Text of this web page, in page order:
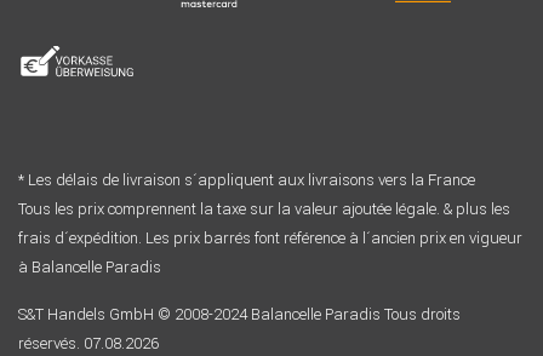
* Les délais de livraison s´appliquent aux livraisons vers la France
Tous les prix comprennent la taxe sur la valeur ajoutée légale. & plus les
frais d´expédition. Les prix barrés font référence à l´ancien prix en vigueur
à Balancelle Paradis
S&T Handels GmbH © 2008-2024 Balancelle Paradis Tous droits
réservés. 07.08.2026